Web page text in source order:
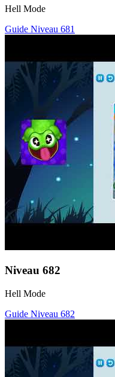
Hell Mode
Guide Niveau 681
Niveau 682
Hell Mode
Guide Niveau 682